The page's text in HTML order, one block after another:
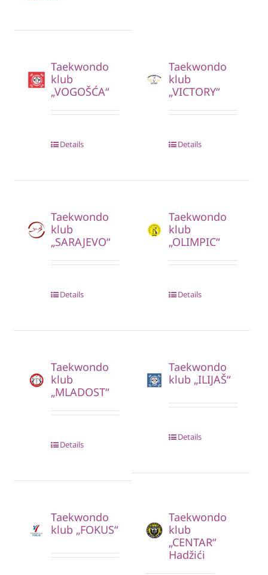
Taekwondo
klub
„VOGOŠĆA“
Details
Taekwondo
klub
„VICTORY“
Details
Taekwondo
klub
„SARAJEVO“
Details
Taekwondo
klub
„OLIMPIC“
Details
Taekwondo
klub
„MLADOST“
Details
Taekwondo
klub „ILIJAŠ“
Details
Taekwondo
klub „FOKUS“
Taekwondo
klub
„CENTAR“
Hadžići